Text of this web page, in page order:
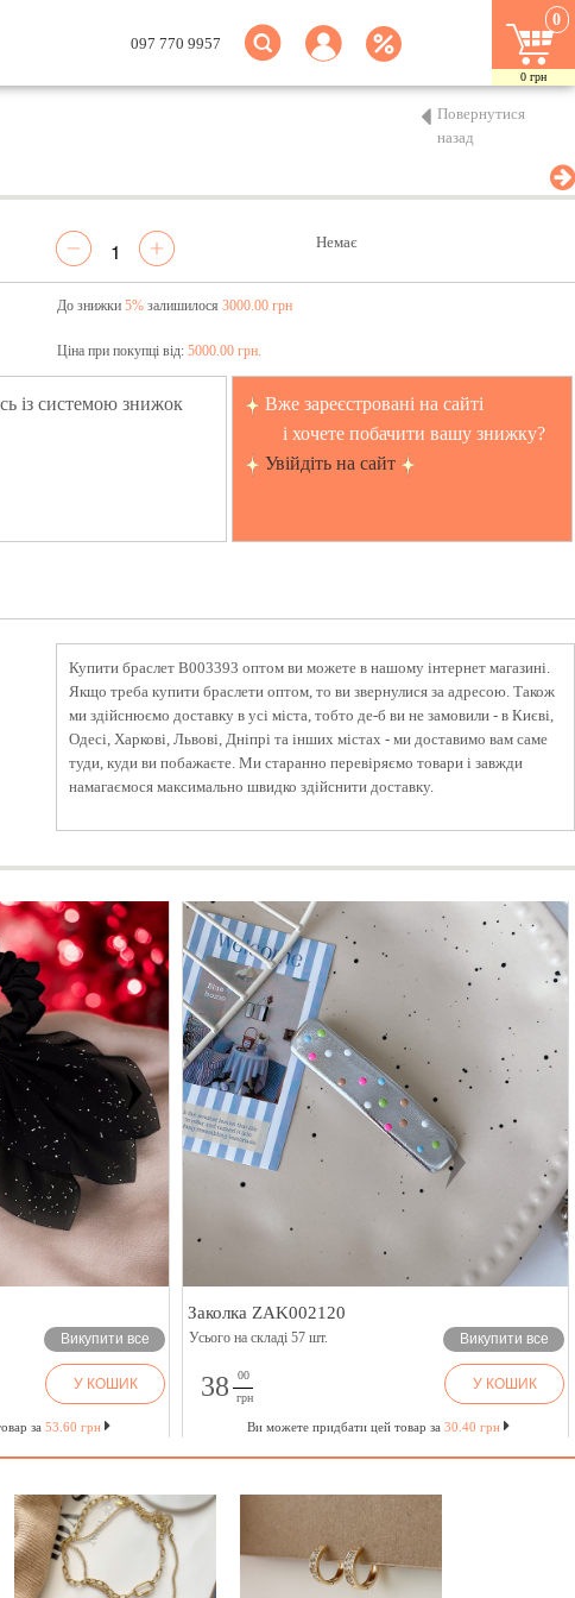
097 770 9957
0
0 грн
Повернутися
назад
Немає
До знижки 5%залишилося 3000.00 грн
Ціна при покупці від: 5000.00 грн.
із системою знижок
Вже зареєстровані на сайті
і хочете побачити вашу знижку?
Увійдіть на сайт
Купити браслет B003393 оптом ви можете в нашому інтернет магазині.
Якщо треба купити браслети оптом, то ви звернулися за адресою. Також
ми здійснюємо доставку в усі міста, тобто де-б ви не замовили - в Києві,
Одесі, Харкові, Львові, Дніпрі та інших містах - ми доставимо вам саме
туди, куди ви побажаєте. Ми старанно перевіряємо товари і завжди
намагаємося максимально швидко здійснити доставку.
Викупити все
У КОШИК
за 53.60 грн
Заколка ZAK002120
Усього на складі 57 шт. Викупити все
38
00
грн
У КОШИК
Ви можете придбати цей товар за 30.40 грн